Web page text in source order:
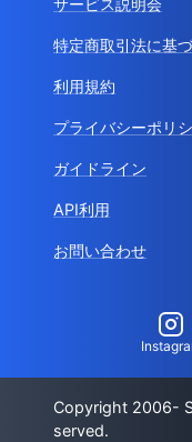
サービス説明会
特定商取引法に基
利用規約
プライバシーポリ
ガイドライン
API利用
お問い合わせ
Copyright 2006-
served.